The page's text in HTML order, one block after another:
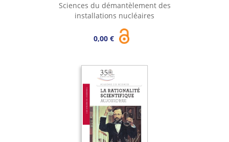
Sciences du démantèlement des
installations nucléaires
0,00 €